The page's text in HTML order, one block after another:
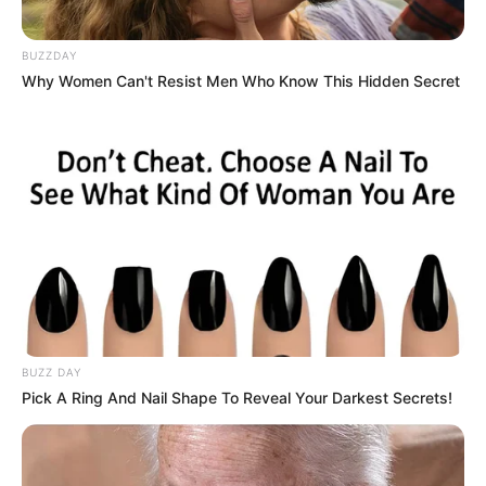
Όταν το σύστημα αποτύχει, τα ράφια των παντοπωλείων
θα αδειάσουν μέσα σε λίγες μέρες. Η καλλιέργεια των
δικών σας τροφίμων, η αποθήκευση σπόρων
παραδοσιακού τύπου και η αποθήκευση προμηθειών με
πλούσια θρεπτικά συστατικά και σταθερότητα στο ράφι
BUZZDAY
Why Women Can't Resist Men Who Know This Hidden Secret
BUZZ DAY
Pick A Ring And Nail Shape To Reveal Your Darkest Secrets!